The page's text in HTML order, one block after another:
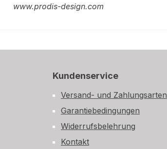
www.prodis-design.com
Kundenservice
Versand- und Zahlungsarten
Garantiebedingungen
Widerrufsbelehrung
Kontakt